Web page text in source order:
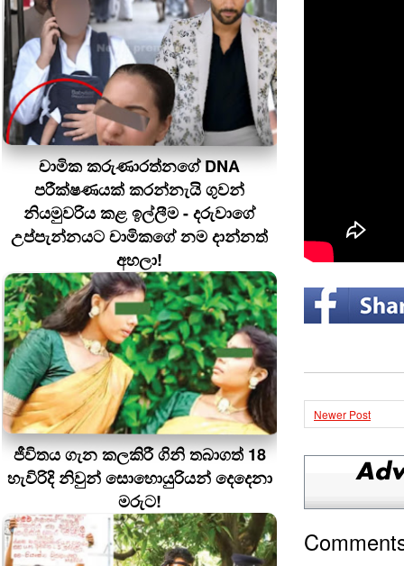
චාමික කරුණාරත්නගේ DNA
පරීක්ෂණයක් කරන්නැයි ගුවන්
නියමුවරිය කළ ඉල්ලීම - දරුවාගේ
උප්පැන්නයට චාමිකගේ නම දාන්නත්
අහලා!
ජීවිතය ගැන කලකිරී ගිනි තබාගත් 18
හැවිරිදි නිවුන් සොහොයුරියන් දෙදෙනා
මරුට!
Newer Post